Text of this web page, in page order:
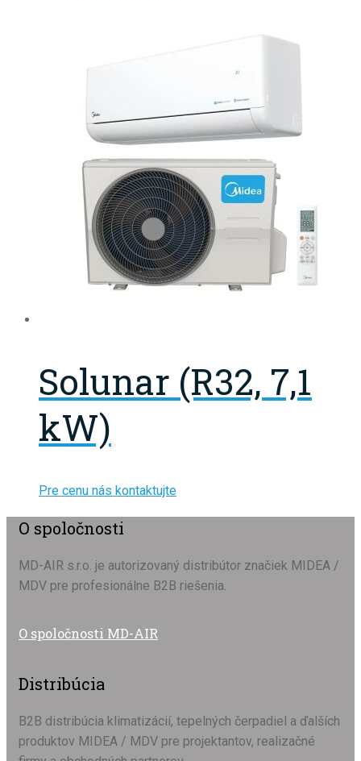
Solunar (R32, 7,1
kW)
Pre cenu nás kontaktujte
O spoločnosti
MD-AIR s.r.o. je autorizovaný distribútor značiek MIDEA /
MDV pre profesionálne B2B riešenia.
O spoločnosti MD-AIR
Distribúcia
B2B distribúcia klimatizácií, tepelných čerpadiel a ďalších
produktov MIDEA / MDV pre projektantov, realizačné